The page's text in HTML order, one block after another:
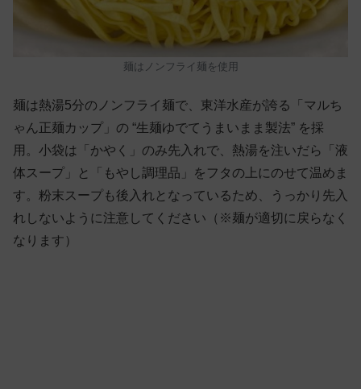
麺はノンフライ麺を使用
麺は熱湯5分のノンフライ麺で、東洋水産が誇る「マルち
ゃん正麺カップ」の “生麺ゆでてうまいまま製法” を採
用。小袋は「かやく」のみ先入れで、熱湯を注いだら「液
体スープ」と「もやし調理品」をフタの上にのせて温めま
す。粉末スープも後入れとなっているため、うっかり先入
れしないように注意してください（※麺が適切に戻らなく
なります）